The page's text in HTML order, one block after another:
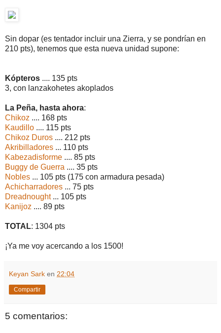
Sin dopar (es tentador incluir una Zierra, y se pondrían en
210 pts), tenemos que esta nueva unidad supone:
Kópteros .... 135 pts
3, con lanzakohetes akoplados
La Peña, hasta ahora:
Chikoz .... 168 pts
Kaudillo .... 115 pts
Chikoz Duros .... 212 pts
Akribilladores ... 110 pts
Kabezadisforme .... 85 pts
Buggy de Guerra .... 35 pts
Nobles ... 105 pts (175 con armadura pesada)
Achicharradores ... 75 pts
Dreadnought... 105 pts
Kanijoz .... 89 pts
TOTAL: 1304 pts
¡Ya me voy acercando a los 1500!
Keyan Sark en 22:04
Compartir
5 comentarios: